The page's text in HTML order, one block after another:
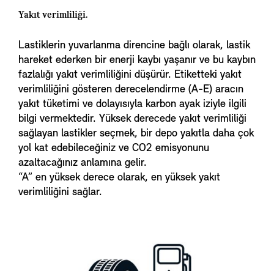
Yakıt verimliliği.
Lastiklerin yuvarlanma direncine bağlı olarak, lastik
hareket ederken bir enerji kaybı yaşanır ve bu kaybın
fazlalığı yakıt verimliliğini düşürür. Etiketteki yakıt
verimliliğini gösteren derecelendirme (A-E) aracın
yakıt tüketimi ve dolayısıyla karbon ayak iziyle ilgili
bilgi vermektedir. Yüksek derecede yakıt verimliliği
sağlayan lastikler seçmek, bir depo yakıtla daha çok
yol kat edebileceğiniz ve CO2 emisyonunu
azaltacağınız anlamına gelir.
“A” en yüksek derece olarak, en yüksek yakıt
verimliliğini sağlar.